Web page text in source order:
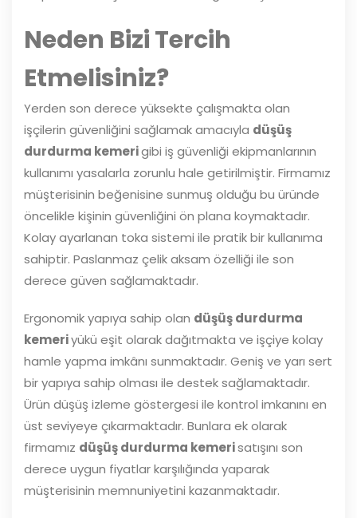
Neden Bizi Tercih
Etmelisiniz?
Yerden son derece yüksekte çalışmakta olan
işçilerin güvenliğini sağlamak amacıyla düşüş
durdurma kemerigibi iş güvenliği ekipmanlarının
kullanımı yasalarla zorunlu hale getirilmiştir. Firmamız
müşterisinin beğenisine sunmuş olduğu bu üründe
öncelikle kişinin güvenliğini ön plana koymaktadır.
Kolay ayarlanan toka sistemi ile pratik bir kullanıma
sahiptir. Paslanmaz çelik aksam özelliği ile son
derece güven sağlamaktadır.
Ergonomik yapıya sahip olan düşüş durdurma
kemeriyükü eşit olarak dağıtmakta ve işçiye kolay
hamle yapma imkânı sunmaktadır. Geniş ve yarı sert
bir yapıya sahip olması ile destek sağlamaktadır.
Ürün düşüş izleme göstergesi ile kontrol imkanını en
üst seviyeye çıkarmaktadır. Bunlara ek olarak
firmamız düşüş durdurma kemerisatışını son
derece uygun fiyatlar karşılığında yaparak
müşterisinin memnuniyetini kazanmaktadır.